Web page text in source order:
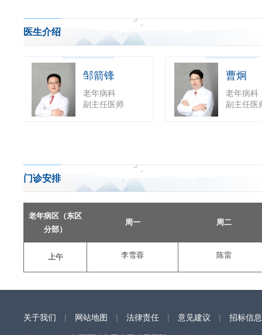
地址：成都市成华区双华路3号附23号（距新华公园
曹主任：13608193996
陈主任：13541119670
医生介绍
邹箭锋
老年病科
副主任医师
曹炯
老年病科
副主任医
门诊安排
老年病区（东区
分部）
周一 周二
上午 李雪蓉 陈雷
关于我们 | 网站地图 | 法律责任 | 意见建议 | 招标信息